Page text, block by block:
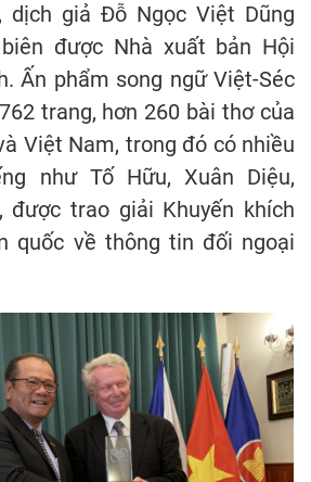
dịch giả Đỗ Ngọc Việt Dũng
được Nhà xuất bản Hội
Ấn phẩm song ngữ Việt-Séc
trang, hơn 260 bài thơ của
Việt Nam, trong đó có nhiều
như Tố Hữu, Xuân Diệu,
được trao giải Khuyến khích
quốc về thông tin đối ngoại